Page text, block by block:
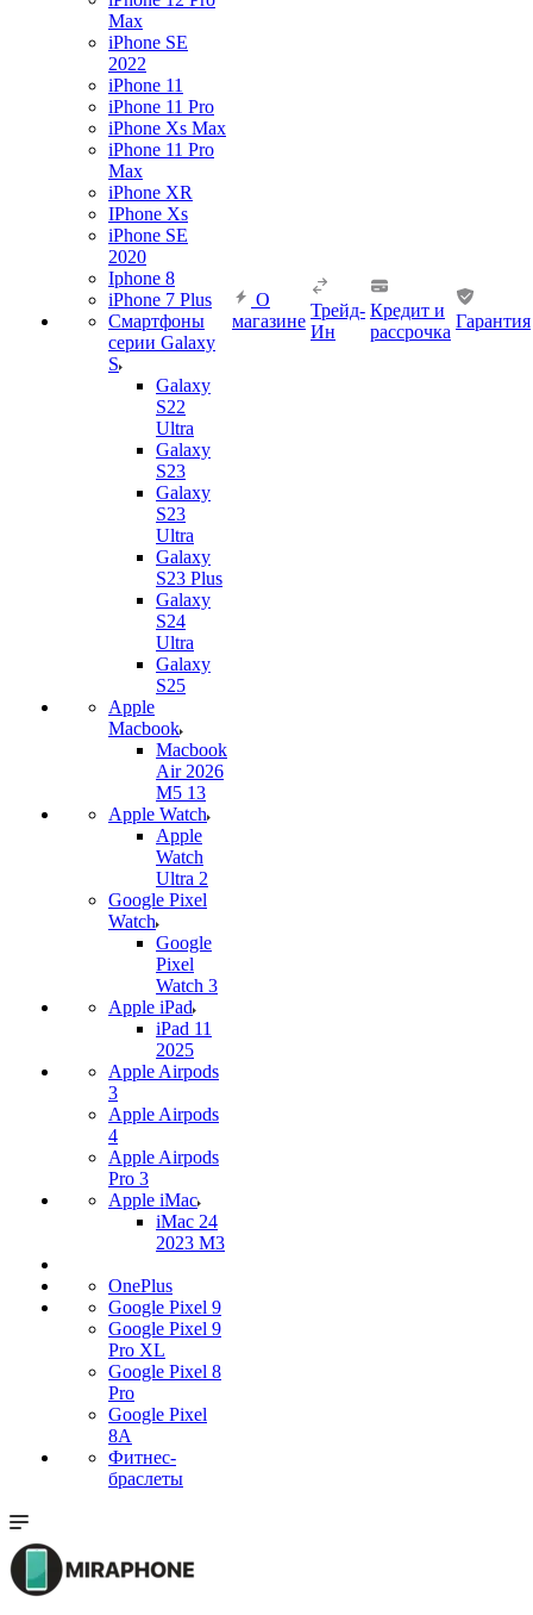
Max
iPhone SE
2022
iPhone 11
iPhone 11 Pro
iPhone Xs Max
iPhone 11 Pro
Max
iPhone XR
IPhone Xs
iPhone SE
2020
Iphone 8
iPhone 7 Plus
Смартфоны
серии Galaxy
S
Galaxy
S22
Ultra
Galaxy
S23
Galaxy
S23
Ultra
Galaxy
S23 Plus
Galaxy
S24
Ultra
Galaxy
S25
Apple
Macbook
Macbook
Air 2026
M5 13
Apple Watch
Apple
Watch
Ultra 2
Google Pixel
Watch
Google
Pixel
Watch 3
Apple iPad
iPad 11
2025
Apple Airpods
3
Apple Airpods
4
Apple Airpods
Pro 3
Apple iMac
iMac 24
2023 M3
OnePlus
Google Pixel 9
Google Pixel 9
Pro XL
Google Pixel 8
Pro
Google Pixel
8A
Фитнес-
браслеты
О
магазине
Трейд-
Ин
Кредит и
рассрочка
Гарантия